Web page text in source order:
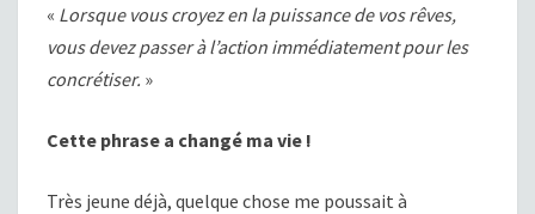
« Lorsque vous croyez en la puissance de vos rêves,
vous devez passer à l’action immédiatement pour les
concrétiser. »
Cette phrase a changé ma vie !
Très jeune déjà, quelque chose me poussait à